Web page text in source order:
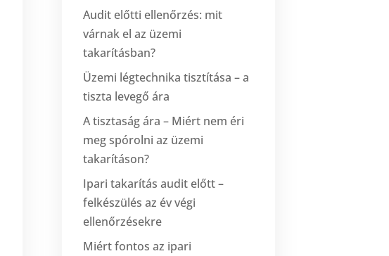
Audit előtti ellenőrzés: mit
várnak el az üzemi
takarításban?
Üzemi légtechnika tisztítása – a
tiszta levegő ára
A tisztaság ára – Miért nem éri
meg spórolni az üzemi
takarításon?
Ipari takarítás audit előtt –
felkészülés az év végi
ellenőrzésekre
Miért fontos az ipari